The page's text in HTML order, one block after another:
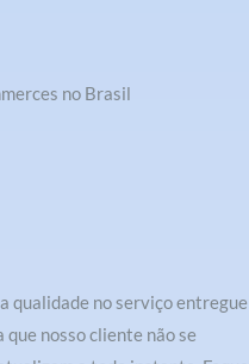
no Brasil
qualidade no serviço entregue
que nosso cliente não se